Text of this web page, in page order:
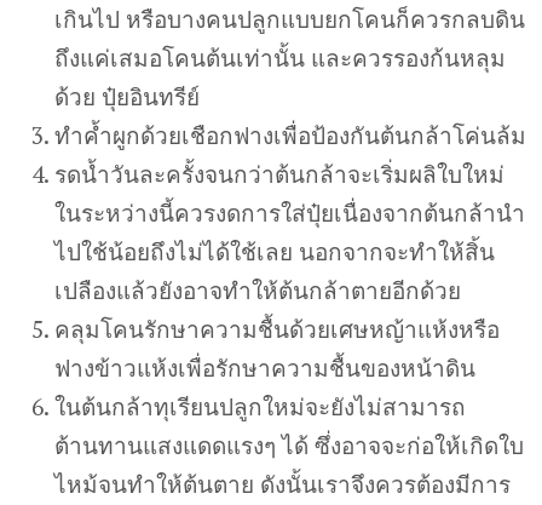
เกินไป หรือบางคนปลูกแบบยกโคนก็ควรกลบดิน
ถึงแค่เสมอโคนต้นเท่านั้น และควรรองก้นหลุม
ด้วย ปุ๋ยอินทรีย์
ทำค้ำผูกด้วยเชือกฟางเพื่อป้องกันต้นกล้าโค่นล้ม
รดน้ำวันละครั้งจนกว่าต้นกล้าจะเริ่มผลิใบใหม่
ในระหว่างนี้ควรงดการใส่ปุ๋ยเนื่องจากต้นกล้านำ
ไปใช้น้อยถึงไม่ได้ใช้เลย นอกจากจะทำให้สิ้น
เปลืองแล้วยังอาจทำให้ต้นกล้าตายอีกด้วย
คลุมโคนรักษาความชื้นด้วยเศษหญ้าแห้งหรือ
ฟางข้าวแห้งเพื่อรักษาความชื้นของหน้าดิน
ในต้นกล้าทุเรียนปลูกใหม่จะยังไม่สามารถ
ต้านทานแสงแดดแรงๆ ได้ ซึ่งอาจจะก่อให้เกิดใบ
ไหม้จนทำให้ต้นตาย ดังนั้นเราจึงควรต้องมีการ